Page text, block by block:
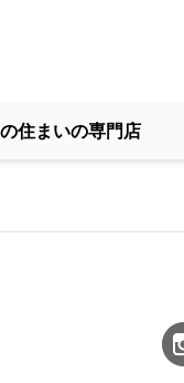
住まいの専門店